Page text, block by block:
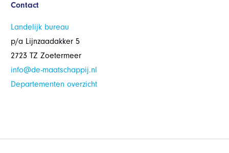
Contact
Landelijk bureau
p/a Lijnzaadakker 5
2723 TZ Zoetermeer
info@de-maatschappij.nl
Departementen overzicht